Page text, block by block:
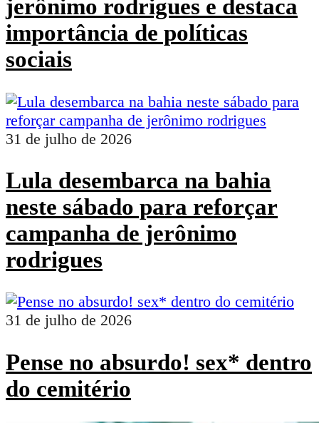
jerônimo rodrigues e destaca
importância de políticas
sociais
31 de julho de 2026
Lula desembarca na bahia
neste sábado para reforçar
campanha de jerônimo
rodrigues
31 de julho de 2026
Pense no absurdo! sex* dentro
do cemitério